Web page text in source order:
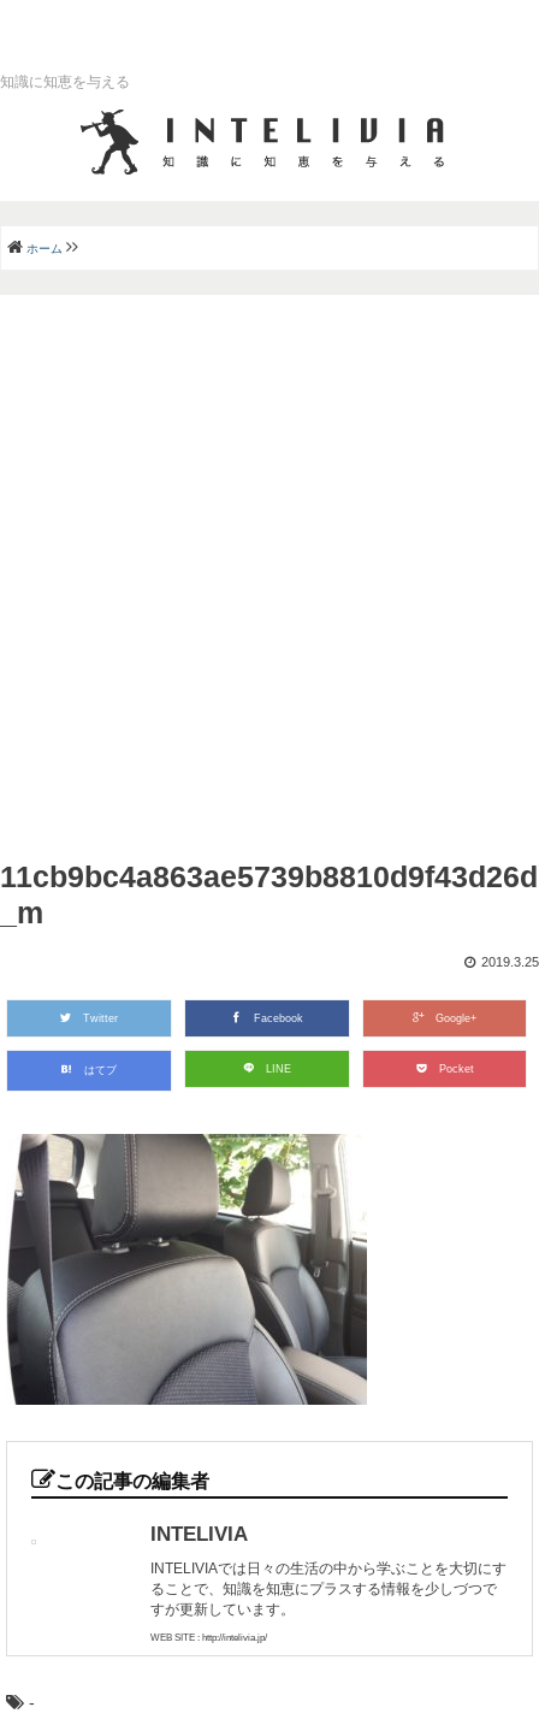
知識に知恵を与える
ホーム
11cb9bc4a863ae5739b8810d9f43d26d
_m
2019.3.25
Twitter Facebook Google+
はてブ LINE Pocket
この記事の編集者
INTELIVIA
INTELIVIAでは日々の生活の中から学ぶことを大切にす
ることで、知識を知恵にプラスする情報を少しづつで
すが更新しています。
WEB SITE : http://intelivia.jp/
-